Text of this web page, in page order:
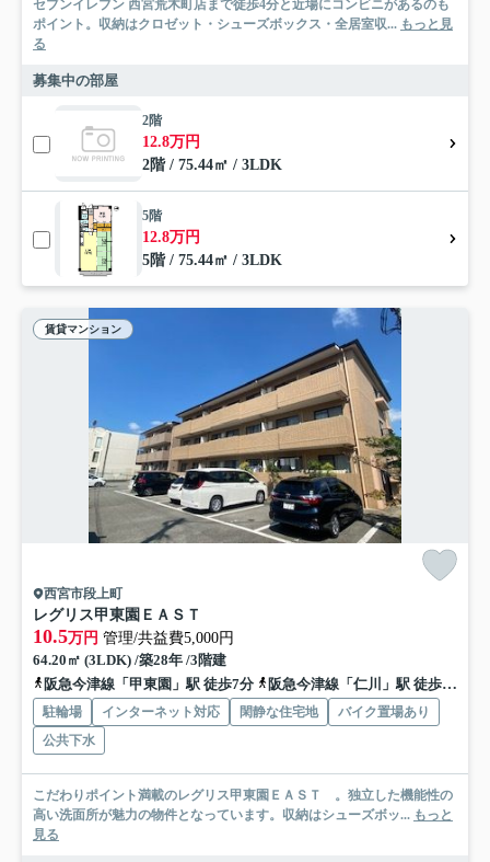
セブンイレブン 西宮荒木町店まで徒歩4分と近場にコンビニがあるのも
ポイント。収納はクロゼット・シューズボックス・全居室収... もっと見
る
募集中の部屋
2階
12.8万円
2階 / 75.44㎡ / 3LDK
5階
12.8万円
5階 / 75.44㎡ / 3LDK
賃貸マンション
西宮市段上町
レグリス甲東園ＥＡＳＴ
10.5万円 管理/共益費5,000円
64.20㎡ (3LDK) /築28年 /3階建
阪急今津線「甲東園」駅 徒歩7分
阪急今津線「仁川」駅 徒歩15分
駐輪場 インターネット対応 閑静な住宅地
バイク置場あり
公共下水
こだわりポイント満載のレグリス甲東園ＥＡＳＴ 。独立した機能性の
高い洗面所が魅力の物件となっています。収納はシューズボッ... もっと
見る